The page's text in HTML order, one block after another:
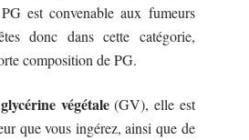
est convenable aux fumeurs
donc dans cette catégorie,
composition de PG.
glycérine végétale(GV), elle est
que vous ingérez, ainsi que de